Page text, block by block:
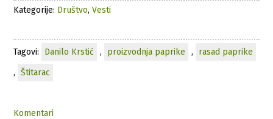
Kategorije: Društvo,Vesti
Tagovi: Danilo Krstić , proizvodnja paprike ,
rasad paprike
,
Štitarac
Komentari